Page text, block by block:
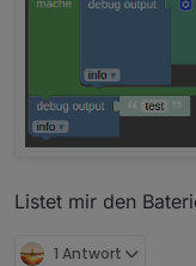
Listet mir den
1 Antwort